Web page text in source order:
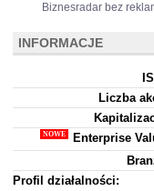
Biznesradar bez
INFORMACJE
Liczba
Enterprise
Profil działalności: